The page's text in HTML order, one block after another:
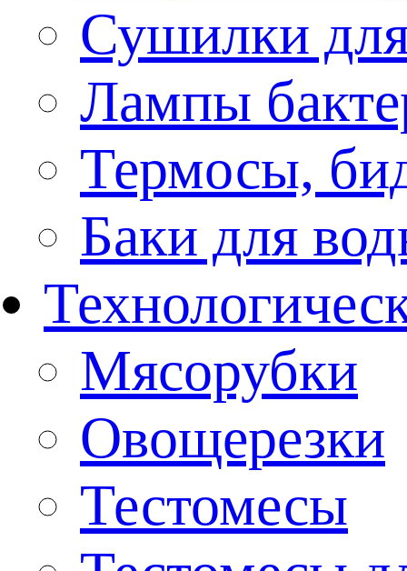
Сушилки
Лампы
Термосы,
Баки для
Мясорубки
Овощерезки
Тестомесы